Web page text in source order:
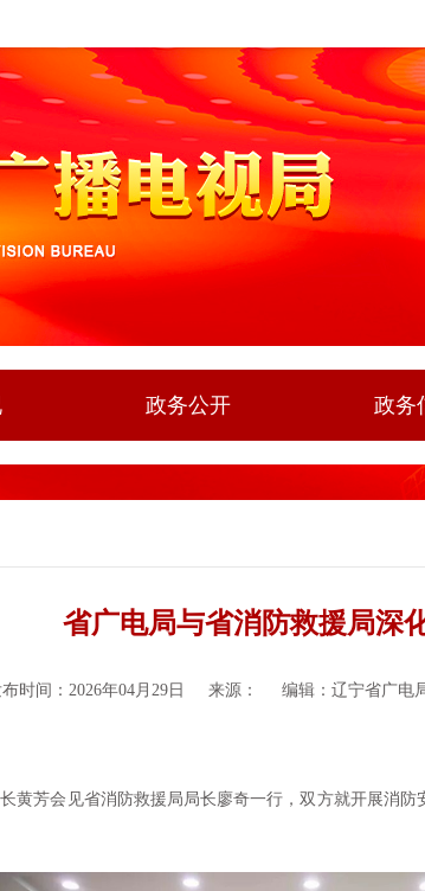
政务公开 政务
省广电局与省消防救援局深
时间：2026年04月29日 来源： 编辑：辽宁省广电
芳会见省消防救援局局长廖奇一行，双方就开展消防